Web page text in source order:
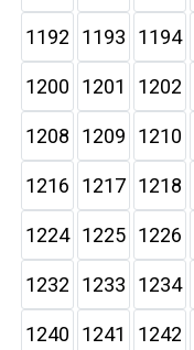
1192 1193 1194
1200 1201 1202
1208 1209 1210
1216 1217 1218
1224 1225 1226
1232 1233 1234
1240 1241 1242